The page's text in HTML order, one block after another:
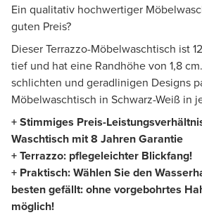
Ein qualitativ hochwertiger
guten Preis?
Dieser Terrazzo-Möbelwaschtisch ist
tief und hat eine Randhöhe von 1,8
schlichten und geradlinigen Designs
Möbelwaschtisch in Schwarz-Weiß in
+ Stimmiges Preis-
Waschtisch mit 8 Jahren Garantie
+ Terrazzo: pflegeleichter Blickfang!
+ Praktisch: Wählen Sie den
besten gefällt: ohne vorgebohrtes
möglich!